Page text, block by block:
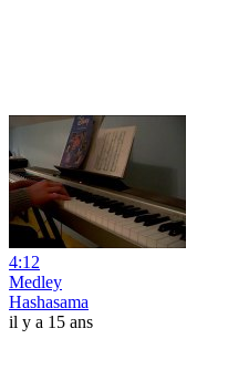
4:12
Medley
Hashasama
il y a 15 ans